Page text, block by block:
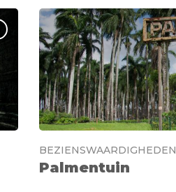
BEZIENSWAARDIGHEDEN
Palmentuin